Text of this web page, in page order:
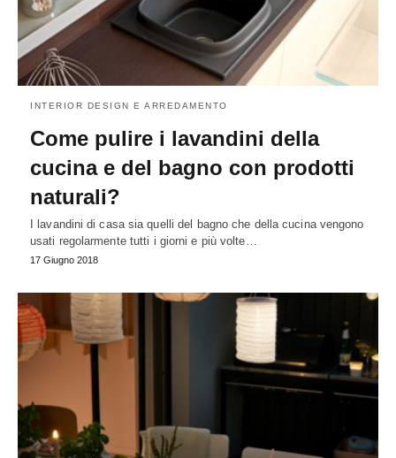
INTERIOR DESIGN E ARREDAMENTO
Come pulire i lavandini della
cucina e del bagno con prodotti
naturali?
I lavandini di casa sia quelli del bagno che della cucina vengono
usati regolarmente tutti i giorni e più volte…
17 Giugno 2018